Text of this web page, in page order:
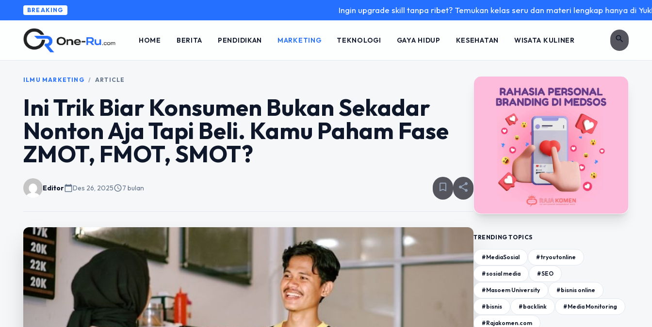
BREAKING Ingin upgrade skill tanpa ribet? Temukan kelas seru dan materi lengkap hanya di
HOME BERITA PENDIDIKAN MARKETING TEKNOLOGI GAYA HIDUP KESEHATAN WISATA KULINER search
ILMU MARKETING / ARTICLE
Ini Trik Biar Konsumen Bukan Sekadar
Nonton Aja Tapi Beli. Kamu Paham Fase
ZMOT, FMOT, SMOT?
Editorcalendar_todayDes 26, 2025schedule7 bulan bookmark_border share
TRENDING TOPICS
#MediaSosial #tryoutonline
#sosial media #SEO
#Masoem University #bisnis online
#bisnis #backlink #Media Monitoring
#Rajakomen.com